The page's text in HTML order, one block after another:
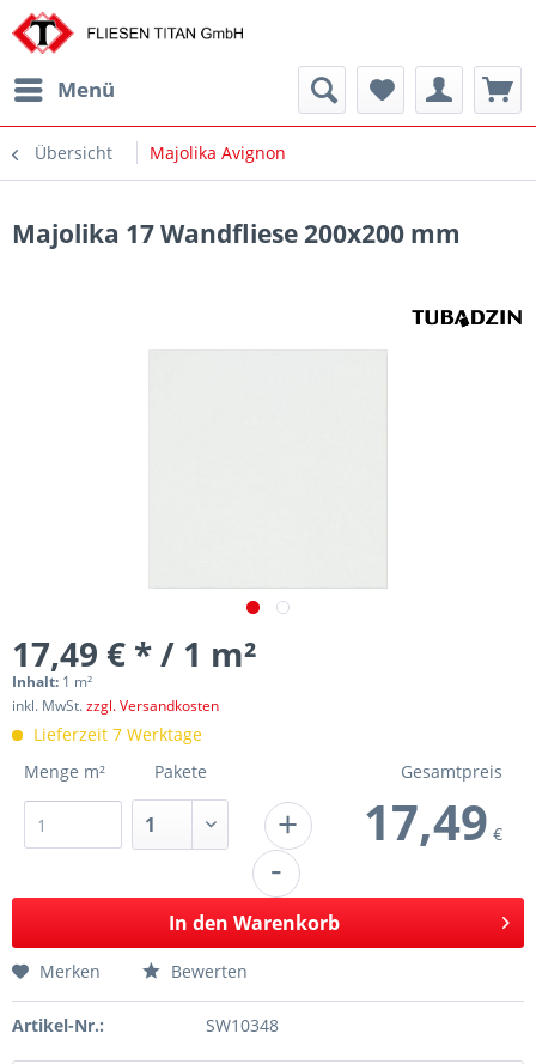
Menü
Übersicht Majolika Avignon
Majolika 17 Wandfliese 200x200 mm
17,49 € * / 1 m²
Inhalt: 1 m²
inkl. MwSt.zzgl. Versandkosten
Lieferzeit 7 Werktage
Menge m²
Pakete
+
-
Gesamtpreis
17,49 €
In den Warenkorb
Merken Bewerten
Artikel-Nr.: SW10348